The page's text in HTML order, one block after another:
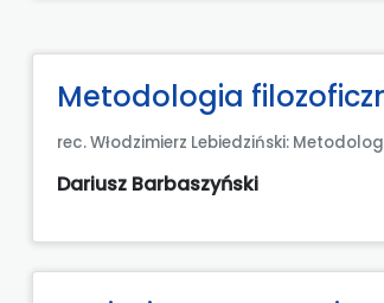
Metodologia
rec. Włodzimierz Lebiedziński:
Dariusz Barbaszyński